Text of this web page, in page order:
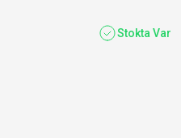
Stokta Var